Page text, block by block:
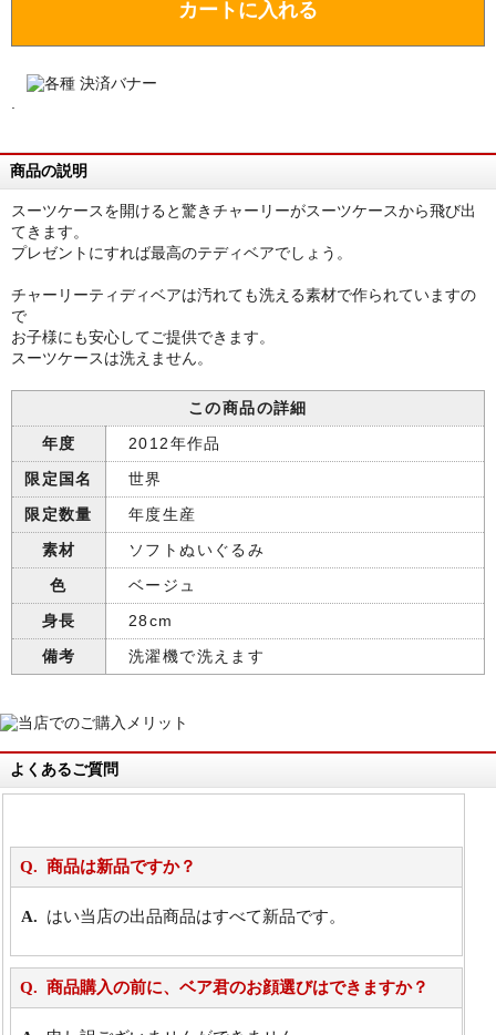
カートに入れる
商品の説明
スーツケースを開けると驚きチャーリーがスーツケースから飛び出
てきます。
プレゼントにすれば最高のテディベアでしょう。
チャーリーティディベアは汚れても洗える素材で作られていますの
で
お子様にも安心してご提供できます。
スーツケースは洗えません。
この商品の詳細
年度
2012年作品
限定国名
世界
限定数量
年度生産
素材
ソフトぬいぐるみ
色
ベージュ
身長
28cm
備考
洗濯機で洗えます
よくあるご質問
商品は新品ですか？
はい当店の出品商品はすべて新品です。
商品購入の前に、ベア君のお顔選びはできますか？